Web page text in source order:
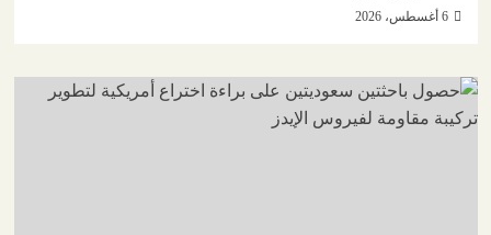
6 أغسطس، 2026